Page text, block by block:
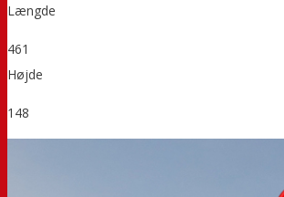
Længde
461
Højde
148